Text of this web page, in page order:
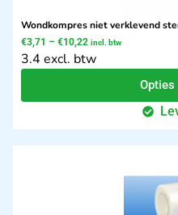
Wondkompres niet verklevend
€3,71 – €10,22 incl. btw
3.4 excl. btw